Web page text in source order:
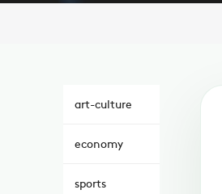
art-culture
economy
sports